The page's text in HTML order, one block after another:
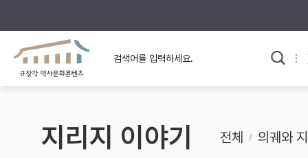
규장각의 어제와 오늘
규장각 소개영상
사료와 문학으로 본
고대
고려
지리지 이야기 전체 의궤와